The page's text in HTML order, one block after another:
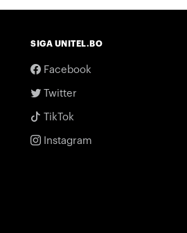
SIGA UNITEL.BO
Facebook
Twitter
TikTok
Instagram